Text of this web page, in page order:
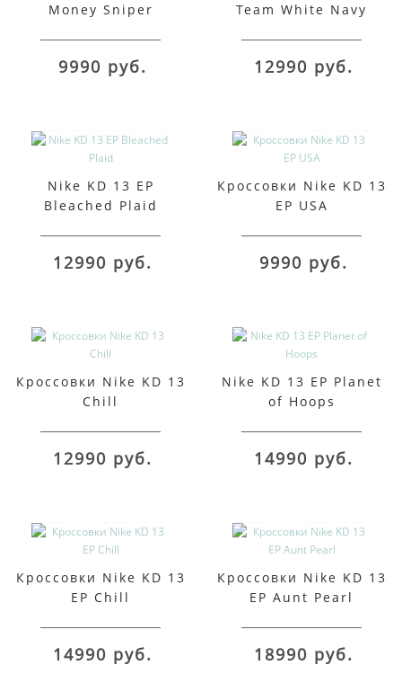
Money Sniper
9990 руб.
Team White Navy
12990 руб.
Nike KD 13 EP
Bleached Plaid
12990 руб.
Кроссовки Nike KD 13
EP USA
9990 руб.
Кроссовки Nike KD 13
Chill
12990 руб.
Nike KD 13 EP Planet
of Hoops
14990 руб.
Кроссовки Nike KD 13
EP Chill
14990 руб.
Кроссовки Nike KD 13
EP Aunt Pearl
18990 руб.